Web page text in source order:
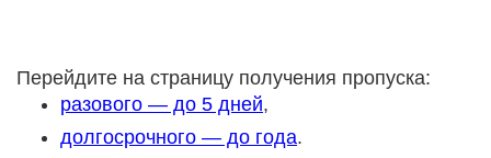
Перейдите на страницу получения пропуска:
разового — до 5 дней,
долгосрочного — до года.